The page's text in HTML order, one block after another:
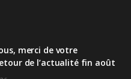
merci de votre
de l’actualité fin août